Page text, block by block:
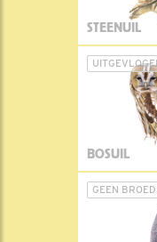
STEENUIL
BOSUIL
GEEN